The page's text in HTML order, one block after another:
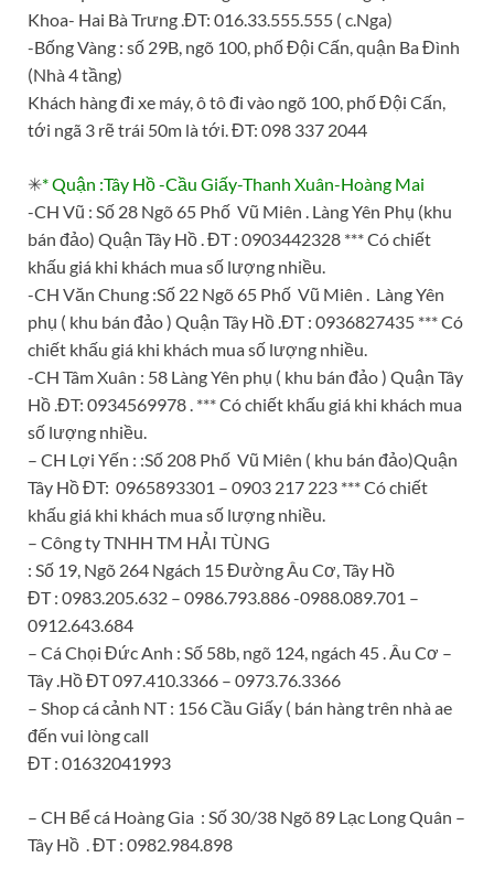
Khoa- Hai Bà Trưng .ĐT: 016.33.555.555 ( c.Nga)
-Bống Vàng : số 29B, ngõ 100, phố Đội Cấn, quận Ba Đình
(Nhà 4 tầng)
Khách hàng đi xe máy, ô tô đi vào ngõ 100, phố Đội Cấn,
tới ngã 3 rẽ trái 50m là tới. ĐT: 098 337 2044
✳* Quận :Tây Hồ -Cầu Giấy-Thanh Xuân-Hoàng Mai
-CH Vũ : Số 28 Ngõ 65 Phố Vũ Miên . Làng Yên Phụ (khu
bán đảo) Quận Tây Hồ . ĐT : 0903442328 *** Có chiết
khấu giá khi khách mua số lượng nhiều.
-CH Văn Chung :Số 22 Ngõ 65 Phố Vũ Miên . Làng Yên
phụ ( khu bán đảo ) Quận Tây Hồ .ĐT : 0936827435 *** Có
chiết khấu giá khi khách mua số lượng nhiều.
-CH Tâm Xuân : 58 Làng Yên phụ ( khu bán đảo ) Quận Tây
Hồ .ĐT: 0934569978 . *** Có chiết khấu giá khi khách mua
số lượng nhiều.
– CH Lợi Yến : :Số 208 Phố Vũ Miên ( khu bán đảo)Quận
Tây Hồ ĐT: 0965893301 – 0903 217 223 *** Có chiết
khấu giá khi khách mua số lượng nhiều.
– Công ty TNHH TM HẢI TÙNG
: Số 19, Ngõ 264 Ngách 15 Đường Âu Cơ, Tây Hồ
ĐT : 0983.205.632 – 0986.793.886 -0988.089.701 –
0912.643.684
– Cá Chọi Đức Anh : Số 58b, ngõ 124, ngách 45 . Âu Cơ –
Tây .Hồ ĐT 097.410.3366 – 0973.76.3366
– Shop cá cảnh NT : 156 Cầu Giấy ( bán hàng trên nhà ae
đến vui lòng call
ĐT : 01632041993
– CH Bể cá Hoàng Gia : Số 30/38 Ngõ 89 Lạc Long Quân –
Tây Hồ . ĐT : 0982.984.898